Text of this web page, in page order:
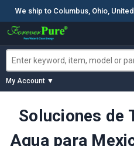
We ship to Columbus, Ohio,
My Account ▼
Soluciones de
Agua para